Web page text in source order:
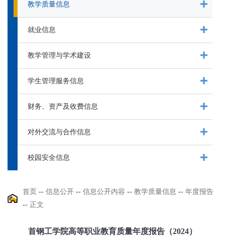
教学质量信息
就业信息
教学管理与学术建设
学生管理服务信息
财务、资产及收费信息
对外交流与合作信息
校园安全信息
首页 -- 信息公开 -- 信息公开内容 -- 教学质量信息 -- 年度报告
-- 正文
首钢工学院高等职业教育质量年度报告（2024）